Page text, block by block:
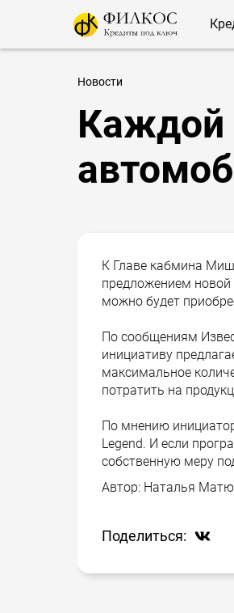
Новости
Каждой
К Главе кабмина
предложением новой
можно будет
По сообщениям
инициативу
максимальное
потратить на
По мнению
Legend. И если
собственную меру
Автор: Наталья
Поделиться: